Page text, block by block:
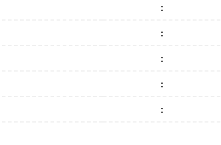
:
:
:
:
: